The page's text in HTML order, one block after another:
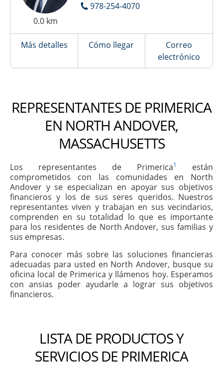
0.0 km
978-254-4070
Más detalles Cómo llegar
Correo
electrónico
REPRESENTANTES DE PRIMERICA
EN NORTH ANDOVER,
MASSACHUSETTS
Los representantes de Primerica1
están
comprometidos con las comunidades en North
Andover y se especializan en apoyar sus objetivos
financieros y los de sus seres queridos. Nuestros
representantes viven y trabajan en sus vecindarios,
comprenden en su totalidad lo que es importante
para los residentes de North Andover, sus familias y
sus empresas.
Para conocer más sobre las soluciones financieras
adecuadas para usted en North Andover, busque su
oficina local de Primerica y llámenos hoy. Esperamos
con ansias poder ayudarle a lograr sus objetivos
financieros.
LISTA DE PRODUCTOS Y
SERVICIOS DE PRIMERICA